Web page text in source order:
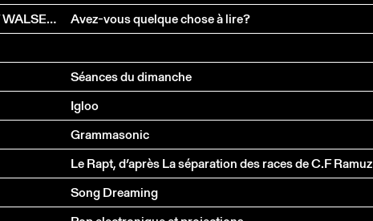
ANNE-LISE THURLER, PIERRE STAMM, ROBERT WALSER, MATHIEU BERTHOLET
Avez-vous quelque chose à lire?
Séances du dimanche
Igloo
Grammasonic
Le Rapt, d’après La séparation des races de C.F Ramuz
Song Dreaming